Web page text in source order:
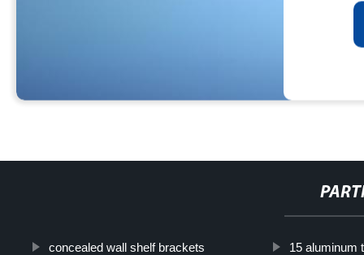
concealed wall shelf brackets 15 aluminum